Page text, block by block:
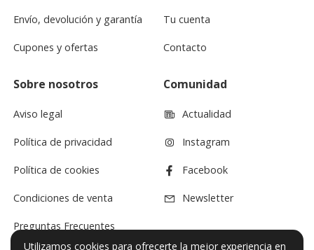
Envío, devolución y garantía
Cupones y ofertas
Tu cuenta
Contacto
Sobre nosotros
Aviso legal
Política de privacidad
Política de cookies
Condiciones de venta
Preguntas Frecuentes
Comunidad
Actualidad
Instagram
Facebook
Newsletter
Utilizamos cookies para ofrecerte la mejor experiencia en